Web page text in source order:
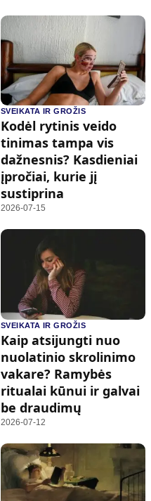
SVEIKATA IR GROŽIS
Kodėl rytinis veido
tinimas tampa vis
dažnesnis? Kasdieniai
įpročiai, kurie jį
sustiprina
2026-07-15
SVEIKATA IR GROŽIS
Kaip atsijungti nuo
nuolatinio skrolinimo
vakare? Ramybės
ritualai kūnui ir galvai
be draudimų
2026-07-12